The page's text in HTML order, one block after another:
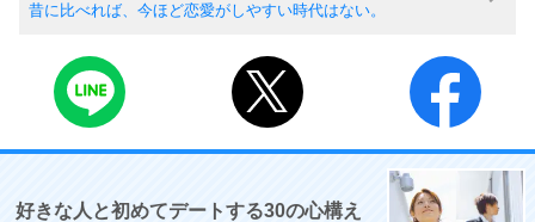
昔に比べれば、今ほど恋愛がしやすい時代はない。
好きな人と初めてデートする30の心構え